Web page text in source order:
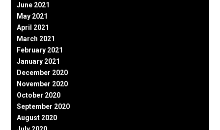
June 2021
May 2021
April 2021
March 2021
February 2021
January 2021
December 2020
November 2020
October 2020
September 2020
August 2020